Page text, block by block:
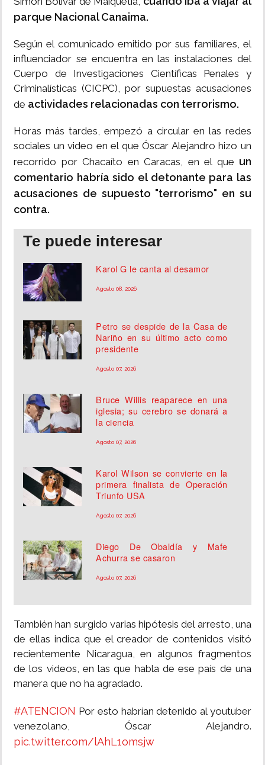
parque Nacional Canaima.
Según el comunicado emitido por sus familiares, el
influenciador se encuentra en las instalaciones del
Cuerpo de Investigaciones Científicas Penales y
Criminalísticas (CICPC), por supuestas acusaciones
de actividades relacionadas con terrorismo.
Horas más tardes, empezó a circular en las redes
sociales un video en el que Óscar Alejandro hizo un
recorrido por Chacaíto en Caracas, en el que un
comentario habría sido el detonante para las
acusaciones de supuesto "terrorismo" en su
contra.
Te puede interesar
Karol G le canta al desamor
Agosto 08, 2026
Petro se despide de la Casa de
Nariño en su último acto como
presidente
Agosto 07, 2026
Bruce Willis reaparece en una
iglesia; su cerebro se donará a
la ciencia
Agosto 07, 2026
Karol Wilson se convierte en la
primera finalista de Operación
Triunfo USA
Agosto 07, 2026
Diego De Obaldía y Mafe
Achurra se casaron
Agosto 07, 2026
También han surgido varias hipótesis del arresto, una
de ellas indica que el creador de contenidos visitó
recientemente Nicaragua, en algunos fragmentos
de los videos, en las que habla de ese país de una
manera que no ha agradado.
#ATENCION Por esto habrían detenido al youtuber
venezolano, Óscar Alejandro.
pic.twitter.com/lAhL1omsjw